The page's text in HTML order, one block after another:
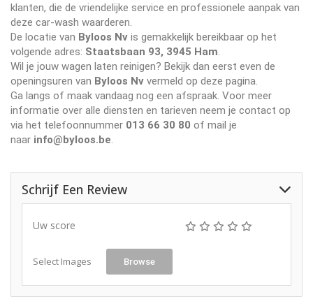
klanten, die de vriendelijke service en professionele aanpak van
deze car-wash waarderen.
De locatie van Byloos Nv is gemakkelijk bereikbaar op het
volgende adres: Staatsbaan 93, 3945 Ham
Wil je jouw wagen laten reinigen? Bekijk dan eerst even de
openingsuren van Byloos Nv vermeld op deze pagina.
Ga langs of maak vandaag nog een afspraak. Voor meer
informatie over alle diensten en tarieven neem je contact op
via het telefoonnummer 013 66 30 80 of mail je
naar info@byloos.be
Schrijf Een Review
Uw score
Select Images Browse